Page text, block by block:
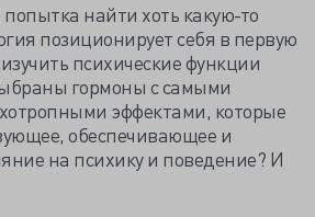
найти хоть какую-то
позиционирует себя в первую
психические функции
гормоны с самыми
эффектами, которые
обеспечивающее и
на психику и поведение? И